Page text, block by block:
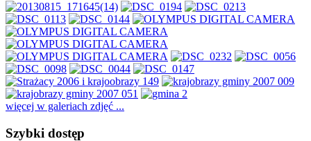
więcej w galeriach zdjęć ...
Szybki dostęp